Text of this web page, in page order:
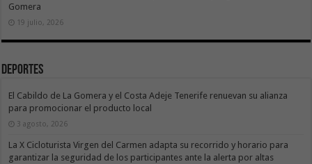
Gomera
19 julio, 2026
Deportes
El Cabildo de La Gomera y el Costa Adeje Tenerife renuevan su alianza
para promocionar el producto local
3 agosto, 2026
La X Cicloturista Virgen del Carmen adapta su recorrido y horario para
garantizar la seguridad de los participantes ante la alerta por altas